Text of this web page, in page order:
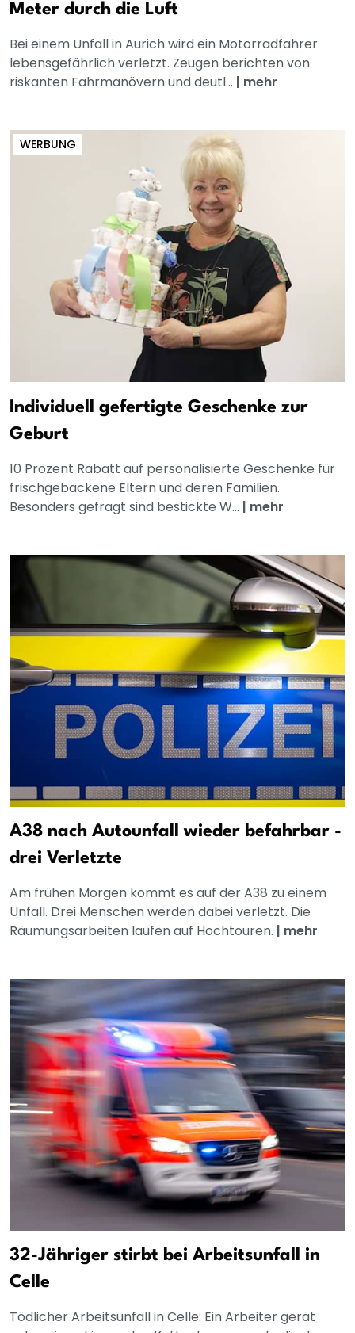
Meter durch die Luft
Bei einem Unfall in Aurich wird ein Motorradfahrer
lebensgefährlich verletzt. Zeugen berichten von
riskanten Fahrmanövern und deutl... | mehr
WERBUNG
Individuell gefertigte Geschenke zur
Geburt
10 Prozent Rabatt auf personalisierte Geschenke für
frischgebackene Eltern und deren Familien.
Besonders gefragt sind bestickte W... | mehr
A38 nach Autounfall wieder befahrbar -
drei Verletzte
Am frühen Morgen kommt es auf der A38 zu einem
Unfall. Drei Menschen werden dabei verletzt. Die
Räumungsarbeiten laufen auf Hochtouren. | mehr
32-Jähriger stirbt bei Arbeitsunfall in
Celle
Tödlicher Arbeitsunfall in Celle: Ein Arbeiter gerät